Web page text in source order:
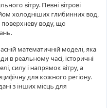
вітру. Певні вітрові
холодніших глибинних вод,
поверхневу воду, що
математичній моделі, яка
в реальному часі, історичні
силу і напрямок вітру, а
для кожного регіону.
з інших місць для